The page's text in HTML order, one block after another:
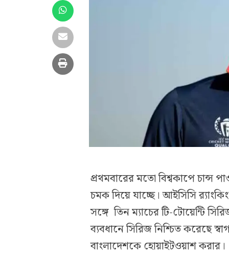
প্রথমবারের মতো বিশ্বকাপে চান্স
চমক দিয়ে যাচ্ছে। আইসিসি
সঙ্গে তিন ম্যাচের টি-টোয়েন্টি
ব্যবধানে সিরিজ নিশ্চিত করেছে
বাংলাদেশকে হোয়াইটওয়াশ করার।